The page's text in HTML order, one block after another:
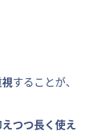
することが、
つつ長く使え